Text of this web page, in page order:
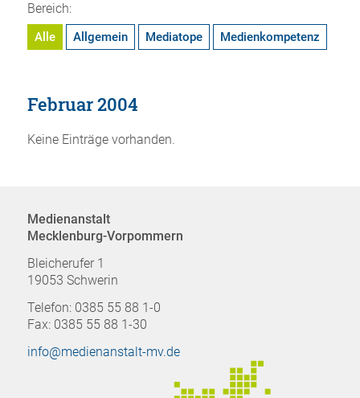
Bereich:
Alle Allgemein Mediatope Medienkompetenz
Februar 2004
Keine Einträge vorhanden.
Medienanstalt
Mecklenburg-Vorpommern
Bleicherufer 1
19053 Schwerin
Telefon: 0385 55 88 1-0
Fax: 0385 55 88 1-30
info@medienanstalt-mv.de